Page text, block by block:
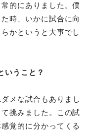
的にありました。僕
時、いかに試合に向
かというと大事でし
いうこと？
メな試合もありまし
挑みました。この試
覚的に分かってくる